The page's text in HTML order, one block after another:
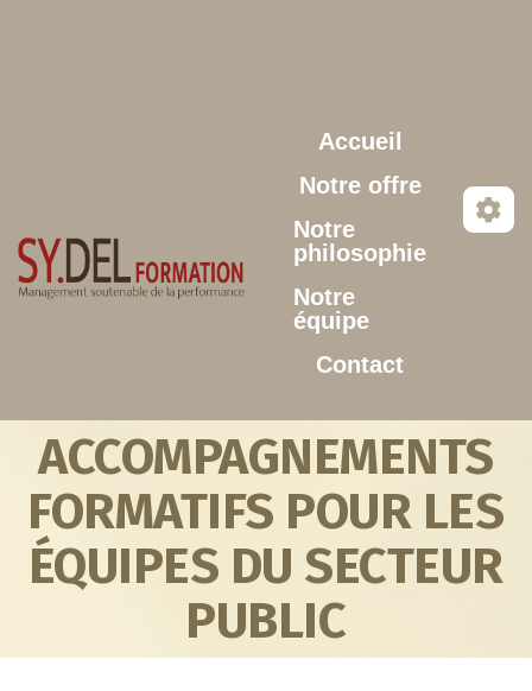
Accueil
Notre offre
Notre
philosophie
Notre
équipe
Contact
ACCOMPAGNEMENTS
FORMATIFS POUR LES
ÉQUIPES DU SECTEUR
PUBLIC